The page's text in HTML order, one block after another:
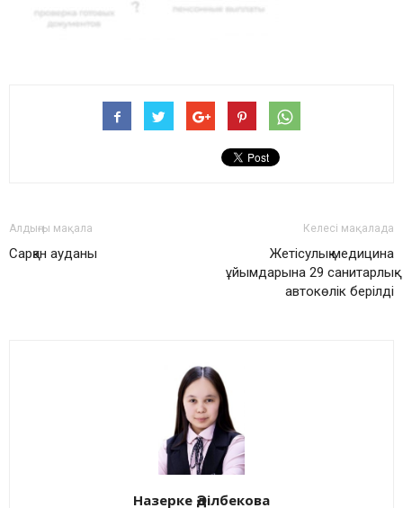
Алдыңғы мақала
Сарқан ауданы
Келесі мақалада
Жетісулық медицина
ұйымдарына 29 санитарлық
автокөлік берілді
Назерке Әділбекова